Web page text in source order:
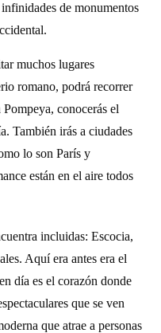
de monumentos
muchos lugares
romano, podrá recorrer
conocerás el
También irás a ciudades
lo son París y
están en el aire todos
incluidas: Escocia,
Aquí era antes era el
día es el corazón donde
que se ven
que atrae a personas